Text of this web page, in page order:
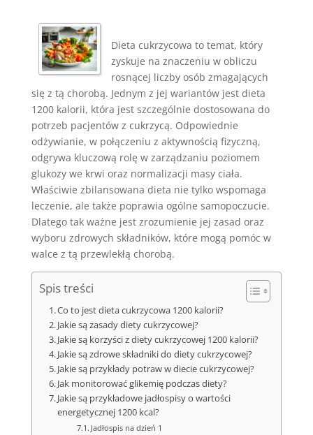
Dieta cukrzycowa to temat, który
zyskuje na znaczeniu w obliczu
rosnącej liczby osób zmagających
się z tą chorobą. Jednym z jej wariantów jest dieta
1200 kalorii, która jest szczególnie dostosowana do
potrzeb pacjentów z cukrzycą. Odpowiednie
odżywianie, w połączeniu z aktywnością fizyczną,
odgrywa kluczową rolę w zarządzaniu poziomem
glukozy we krwi oraz normalizacji masy ciała.
Właściwie zbilansowana dieta nie tylko wspomaga
leczenie, ale także poprawia ogólne samopoczucie.
Dlatego tak ważne jest zrozumienie jej zasad oraz
wyboru zdrowych składników, które mogą pomóc w
walce z tą przewlekłą chorobą.
Spis treści
Co to jest dieta cukrzycowa 1200 kalorii?
Jakie są zasady diety cukrzycowej?
Jakie są korzyści z diety cukrzycowej 1200 kalorii?
Jakie są zdrowe składniki do diety cukrzycowej?
Jakie są przykłady potraw w diecie cukrzycowej?
Jak monitorować glikemię podczas diety?
Jakie są przykładowe jadłospisy o wartości
energetycznej 1200 kcal?
Jadłospis na dzień 1